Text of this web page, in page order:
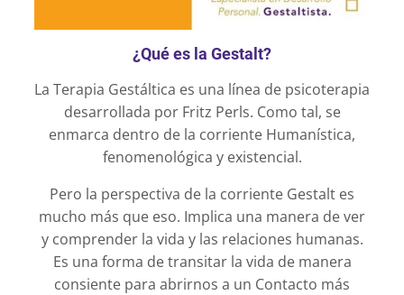
¿Qué es la Gestalt?
La Terapia Gestáltica es una línea de psicoterapia
desarrollada por Fritz Perls. Como tal, se
enmarca dentro de la corriente Humanística,
fenomenológica y existencial.
Pero la perspectiva de la corriente Gestalt es
mucho más que eso. Implica una manera de ver
y comprender la vida y las relaciones humanas.
Es una forma de transitar la vida de manera
consiente para abrirnos a un Contacto más